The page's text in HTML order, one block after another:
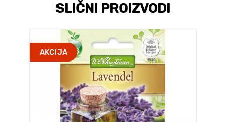
SLIČNI PROIZVODI
AKCIJA